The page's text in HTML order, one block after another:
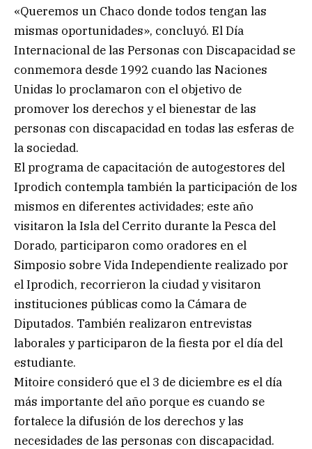
«Queremos un Chaco donde todos tengan las
mismas oportunidades», concluyó. El Día
Internacional de las Personas con Discapacidad se
conmemora desde 1992 cuando las Naciones
Unidas lo proclamaron con el objetivo de
promover los derechos y el bienestar de las
personas con discapacidad en todas las esferas de
la sociedad.
El programa de capacitación de autogestores del
Iprodich contempla también la participación de los
mismos en diferentes actividades; este año
visitaron la Isla del Cerrito durante la Pesca del
Dorado, participaron como oradores en el
Simposio sobre Vida Independiente realizado por
el Iprodich, recorrieron la ciudad y visitaron
instituciones públicas como la Cámara de
Diputados. También realizaron entrevistas
laborales y participaron de la fiesta por el día del
estudiante.
Mitoire consideró que el 3 de diciembre es el día
más importante del año porque es cuando se
fortalece la difusión de los derechos y las
necesidades de las personas con discapacidad.